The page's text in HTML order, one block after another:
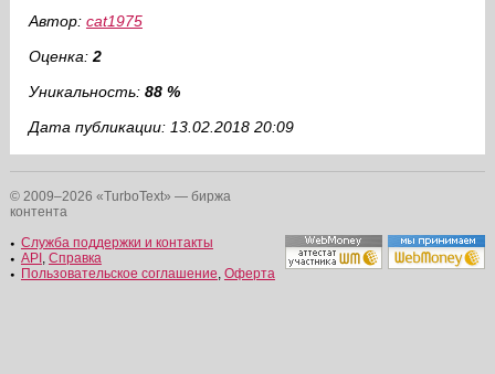
Автор: cat1975
Оценка: 2
Уникальность: 88 %
Дата публикации: 13.02.2018 20:09
© 2009–2026 «TurboText» — биржа
контента
Служба поддержки и контакты
API , Справка
Пользовательское соглашение, Оферта